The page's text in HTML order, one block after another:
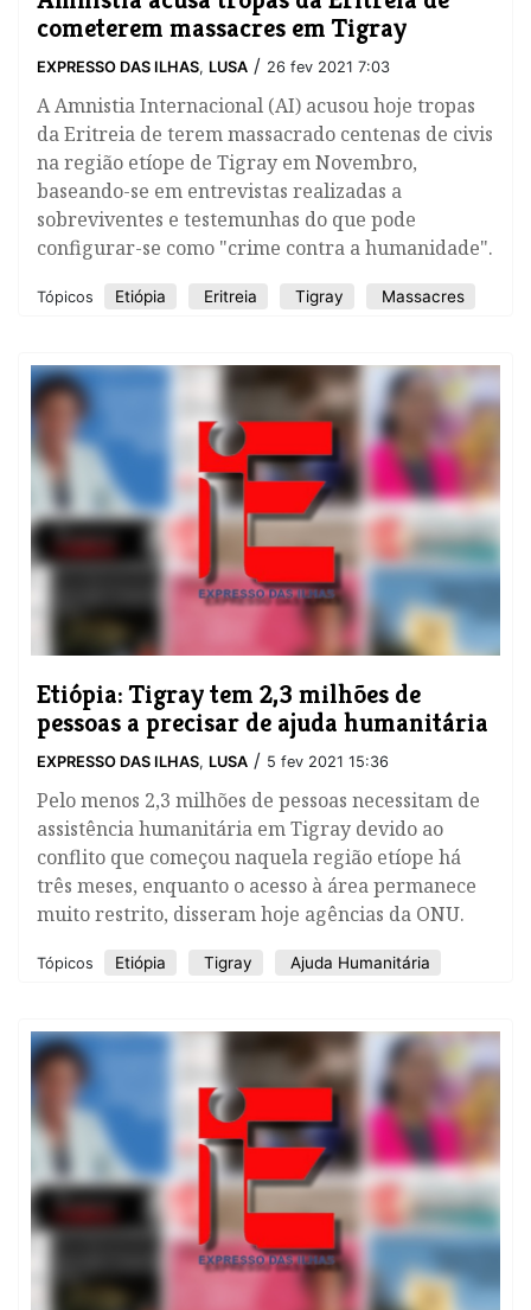
cometerem massacres em Tigray
EXPRESSO DAS ILHAS, LUSA / 26 fev 2021 7:03
A Amnistia Internacional (AI) acusou hoje tropas
da Eritreia de terem massacrado centenas de civis
na região etíope de Tigray em Novembro,
baseando-se em entrevistas realizadas a
sobreviventes e testemunhas do que pode
configurar-se como "crime contra a humanidade".
Tópicos Etiópia Eritreia Tigray Massacres
Etiópia: Tigray tem 2,3 milhões de
pessoas a precisar de ajuda humanitária
EXPRESSO DAS ILHAS, LUSA / 5 fev 2021 15:36
Pelo menos 2,3 milhões de pessoas necessitam de
assistência humanitária em Tigray devido ao
conflito que começou naquela região etíope há
três meses, enquanto o acesso à área permanece
muito restrito, disseram hoje agências da ONU.
Tópicos Etiópia Tigray Ajuda Humanitária